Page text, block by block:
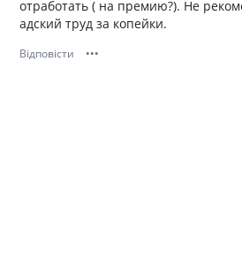
отработать ( на премию?). Не
адский труд за копейки.
Відповісти •••